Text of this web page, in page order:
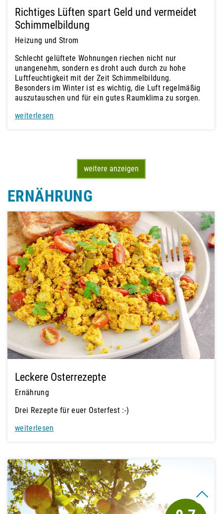
Richtiges Lüften spart Geld und vermeidet
Schimmelbildung
Heizung und Strom
Schlecht gelüftete Wohnungen riechen nicht nur
unangenehm, sondern es droht auch durch zu hohe
Luftfeuchtigkeit mit der Zeit Schimmelbildung.
Besonders im Winter ist es wichtig, die Luft regelmäßig
auszutauschen und für ein gutes Raumklima zu sorgen.
weiterlesen
weitere anzeigen
ERNÄHRUNG
Leckere Osterrezepte
Ernährung
Drei Rezepte für euer Osterfest :-)
weiterlesen